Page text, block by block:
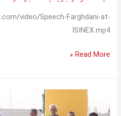
video/Speech-Farghdani-at-
ISINEX.mp4
Read More »
هیأت